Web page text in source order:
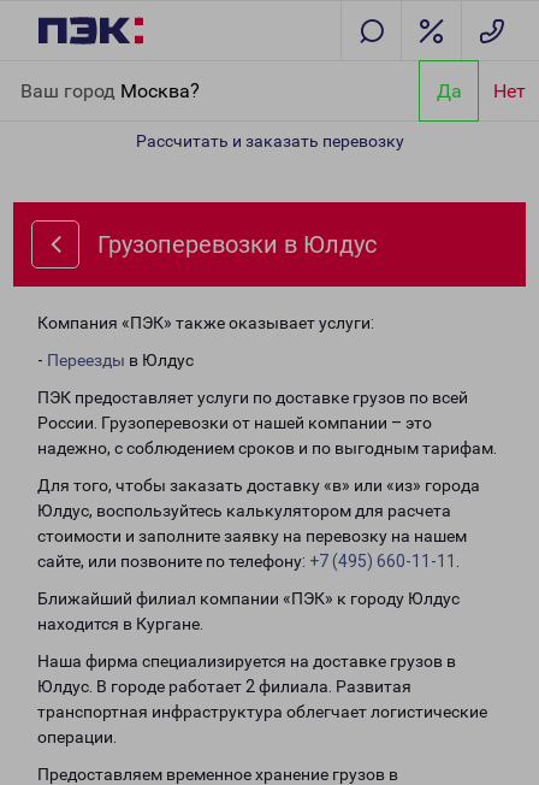
Ваш город Москва? Да Нет
Рассчитать и заказать перевозку
Грузоперевозки в Юлдус
Компания «ПЭК» также оказывает услуги:
- Переезды в Юлдус
ПЭК предоставляет услуги по доставке грузов по всей
России. Грузоперевозки от нашей компании – это
надежно, с соблюдением сроков и по выгодным тарифам.
Для того, чтобы заказать доставку «в» или «из» города
Юлдус, воспользуйтесь калькулятором для расчета
стоимости и заполните заявку на перевозку на нашем
сайте, или позвоните по телефону: +7 (495) 660-11-11
Ближайший филиал компании «ПЭК» к городу Юлдус
находится в Кургане.
Наша фирма специализируется на доставке грузов в
Юлдус. В городе работает 2 филиала. Развитая
транспортная инфраструктура облегчает логистические
операции.
Предоставляем временное хранение грузов в